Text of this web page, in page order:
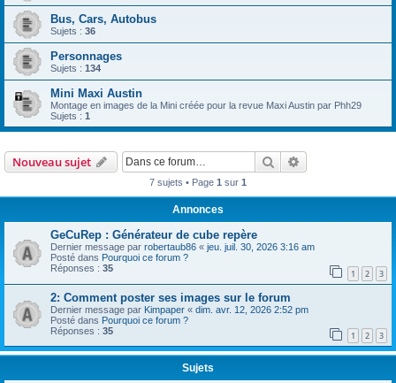
Bus, Cars, Autobus
Sujets : 36
Personnages
Sujets : 134
Mini Maxi Austin
Montage en images de la Mini créée pour la revue Maxi Austin par Phh29
Sujets : 1
Nouveau sujet Rechercher
7 sujets • Page 1 sur 1
Annonces
GeCuRep : Générateur de cube repère
Dernier message par robertaub86 « jeu. juil. 30, 2026 3:16 am
Posté dans Pourquoi ce forum ?
Réponses : 35 1 2 3
2: Comment poster ses images sur le forum
Dernier message par Kimpaper « dim. avr. 12, 2026 2:52 pm
Posté dans Pourquoi ce forum ?
Réponses : 35 1 2 3
Sujets